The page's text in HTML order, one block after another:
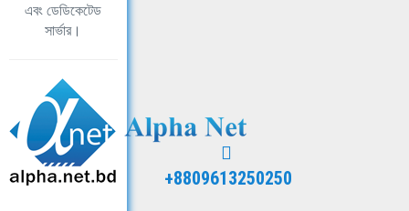
এবং ডেডিকেটেড
সার্ভার।
+8809613250250